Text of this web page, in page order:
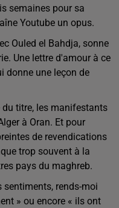
semaines pour sa
Youtube un opus.
Ouled el Bahdja, sonne
Une lettre d'amour à ce
donne une leçon de
titre, les manifestants
à Oran. Et pour
de revendications
trop souvent à la
pays du maghreb.
sentiments, rends-moi
» ou encore « ils ont